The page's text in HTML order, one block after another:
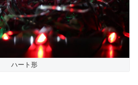
ハート形